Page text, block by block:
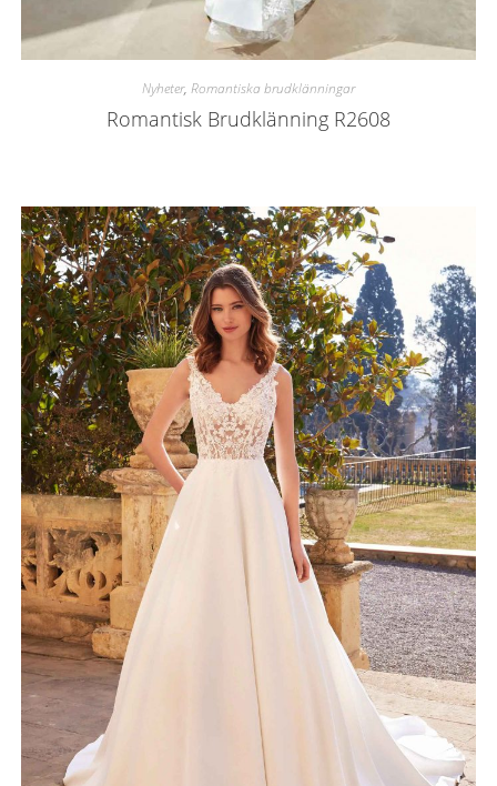
Nyheter, Romantiska brudklänningar
Romantisk Brudklänning R2608